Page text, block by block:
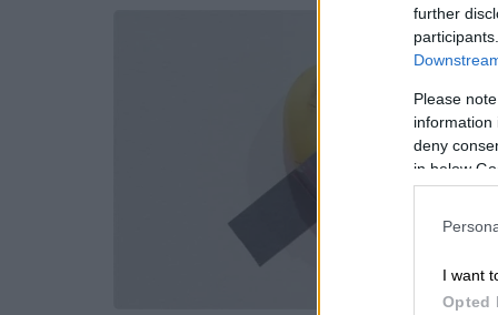
further
Please
information
deny
in below
I want
Opted